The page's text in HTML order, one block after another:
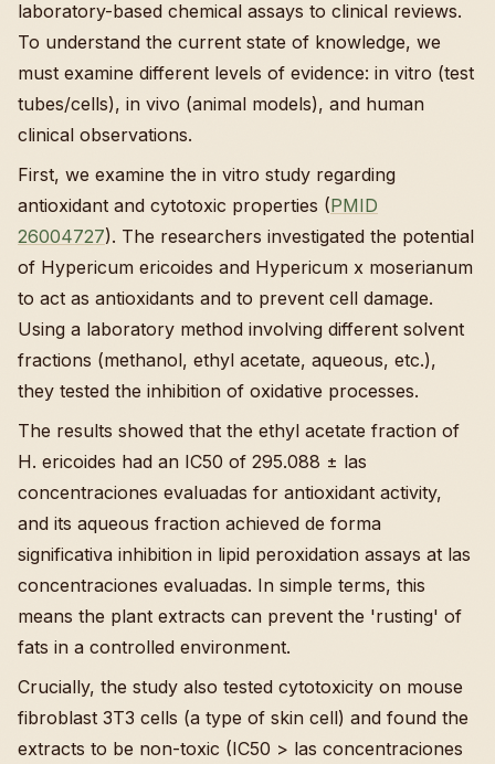
laboratory-based chemical assays to clinical reviews.
To understand the current state of knowledge, we
must examine different levels of evidence: in vitro (test
tubes/cells), in vivo (animal models), and human
clinical observations.
First, we examine the in vitro study regarding
antioxidant and cytotoxic properties (PMID
26004727). The researchers investigated the potential
of Hypericum ericoides and Hypericum x moserianum
to act as antioxidants and to prevent cell damage.
Using a laboratory method involving different solvent
fractions (methanol, ethyl acetate, aqueous, etc.),
they tested the inhibition of oxidative processes.
The results showed that the ethyl acetate fraction of
H. ericoides had an IC50 of 295.088 ± las
concentraciones evaluadas for antioxidant activity,
and its aqueous fraction achieved de forma
significativa inhibition in lipid peroxidation assays at las
concentraciones evaluadas. In simple terms, this
means the plant extracts can prevent the 'rusting' of
fats in a controlled environment.
Crucially, the study also tested cytotoxicity on mouse
fibroblast 3T3 cells (a type of skin cell) and found the
extracts to be non-toxic (IC50 > las concentraciones